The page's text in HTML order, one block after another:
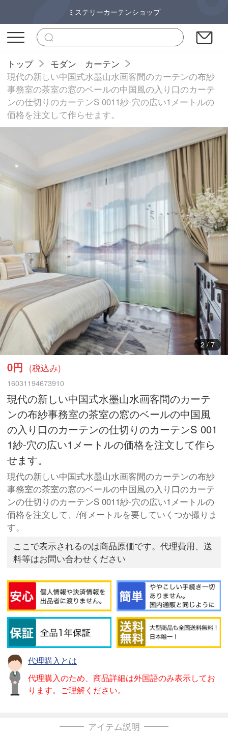
ミステリーカーテンショップ
トップ
モダン カーテン
現代の新しい中国式水墨山水画客間のカーテンの布紗
事務室の茶室の窓のベールの中国風の入り口のカーテ
ンの仕切りのカーテンS 0011紗-穴の広い1メートルの
価格を注文して作らせます。
3/7
0円 (税込み)
16031194673910
現代の新しい中国式水墨山水画客間のカーテ
ンの布紗事務室の茶室の窓のベールの中国風
の入り口のカーテンの仕切りのカーテンS 001
1紗-穴の広い1メートルの価格を注文して作ら
せます。
現代の新しい中国式水墨山水画客間のカーテンの布紗
事務室の茶室の窓のベールの中国風の入り口のカーテ
ンの仕切りのカーテンS 0011紗-穴の広い1メートルの
価格を注文して、/何メートルを要していくつか撮りま
す。
ここで表示されるのは商品原価です。代理費用、送
料等はお問い合わせください
代理購入とは
代理購入のため、商品詳細は外国語のみ表示してお
ります。ご理解ください。
アイテム説明